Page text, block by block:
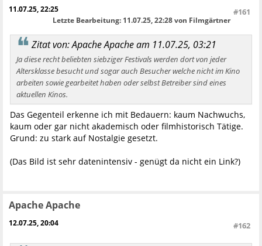
11.07.25, 22:25 #161
Letzte Bearbeitung: 11.07.25, 22:28 von Filmgärtner
Zitat von: Apache Apache am 11.07.25, 03:21
Ja diese recht beliebten siebziger Festivals werden dort von jeder
Altersklasse besucht und sogar auch Besucher welche nicht im Kino
arbeiten sowie gearbeitet haben oder selbst Betreiber sind eines
aktuellen Kinos.
Das Gegenteil erkenne ich mit Bedauern: kaum Nachwuchs,
kaum oder gar nicht akademisch oder filmhistorisch Tätige.
Grund: zu stark auf Nostalgie gesetzt.
(Das Bild ist sehr datenintensiv - genügt da nicht ein Link?)
Apache Apache
12.07.25, 20:04 #162